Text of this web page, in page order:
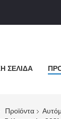
ΣΕΛΊΔΑ
Προϊόντα